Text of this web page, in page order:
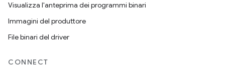
Visualizza l'anteprima dei programmi binari
Immagini del produttore
File binari del driver
CONNECT